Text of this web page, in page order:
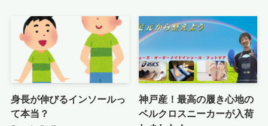
身長が伸びるインソールっ
て本当？
神戸産！最高の履き心地の
ベルクロスニーカーが入荷